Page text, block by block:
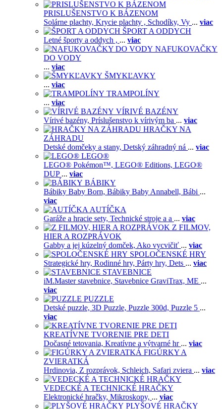
PRISLUŠENSTVO K BÁZENOM
Solárne plachty, Krycie plachty , Schodíky, Vy ... viac
ŠPORT A ODDYCH
Letné športy a oddych , ... viac
NAFUKOVAČKY
DO VODY
... viac
ŠMYKĽAVKY
... viac
TRAMPOLÍNY
... viac
VÍRIVÉ BAZÉNY
Vírivé bazény, Príslušenstvo k vírivým ba ... viac
HRAČKY NA
ZÁHRADU
Detské domčeky a stany, Detský záhradný ná ... viac
LEGO®
LEGO® Pokémon™, LEGO® Editions, LEGO®
DUP ... viac
BÁBIKY
Bábiky Baby Born, Bábiky Baby Annabell, Bábi ...
viac
AUTÍČKA
Garáže a hracie sety, Technické stroje a a ... viac
Z FILMOV,
HIER A ROZPRÁVOK
Gabby a jej kúzelný domček, Ako vycvičiť ... viac
SPOLOČENSKÉ HRY
Strategické hry, Rodinné hry, Párty hry, Dets ... viac
STAVEBNICE
iM.Master stavebnice, Stavebnice GraviTrax, ME ...
viac
PUZZLE
Detské puzzle, 3D Puzzle, Puzzle 300d, Puzzle 5 ...
viac
KREATÍVNE TVORENIE PRE DETI
Dočasné tetovania, Kreatívne a výtvarné hr ... viac
FIGÚRKY A
ZVIERATKÁ
Hrdinovia, Z rozprávok, Schleich, Safari zviera ... viac
VEDECKÉ A TECHNICKÉ HRAČKY
Elektronické hračky, Mikroskopy, ... viac
PLYŠOVÉ HRAČKY